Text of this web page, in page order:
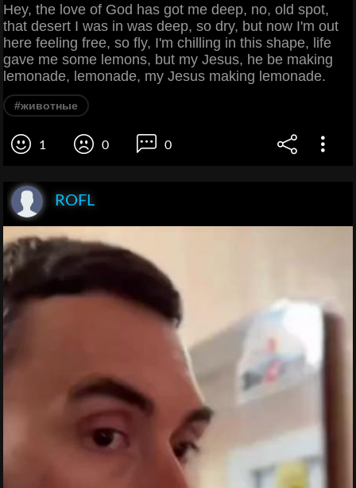
Hey, the love of God has got me deep, no, old spot,
that desert I was in was deep, so dry, but now I'm out
here feeling free, so fly, I'm chilling in this shape, life
gave me some lemons, but my Jesus, he be making
lemonade, lemonade, my Jesus making lemonade.
#животные
1 0 0
ROFL